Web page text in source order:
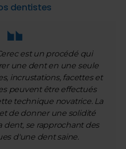
dentistes
est un procédé qui
une dent en une seule
incrustations, facettes et
peuvent être effectués
technique novatrice. La
de donner une solidité
dent, se rapprochant des
d'une dent saine.